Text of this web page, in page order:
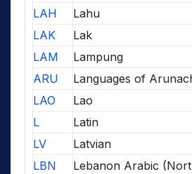
LAH
Lahu
LAK
Lak
LAM
Lampung
ARU
Languages of
LAO
Lao
L
Latin
LV
Latvian
LBN
Lebanon Arabic